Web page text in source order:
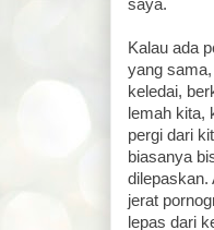
saya.
Kalau ada
yang
keledai,
lemah kita,
pergi dari
biasanya
dilepaskan.
jerat
lepas dari